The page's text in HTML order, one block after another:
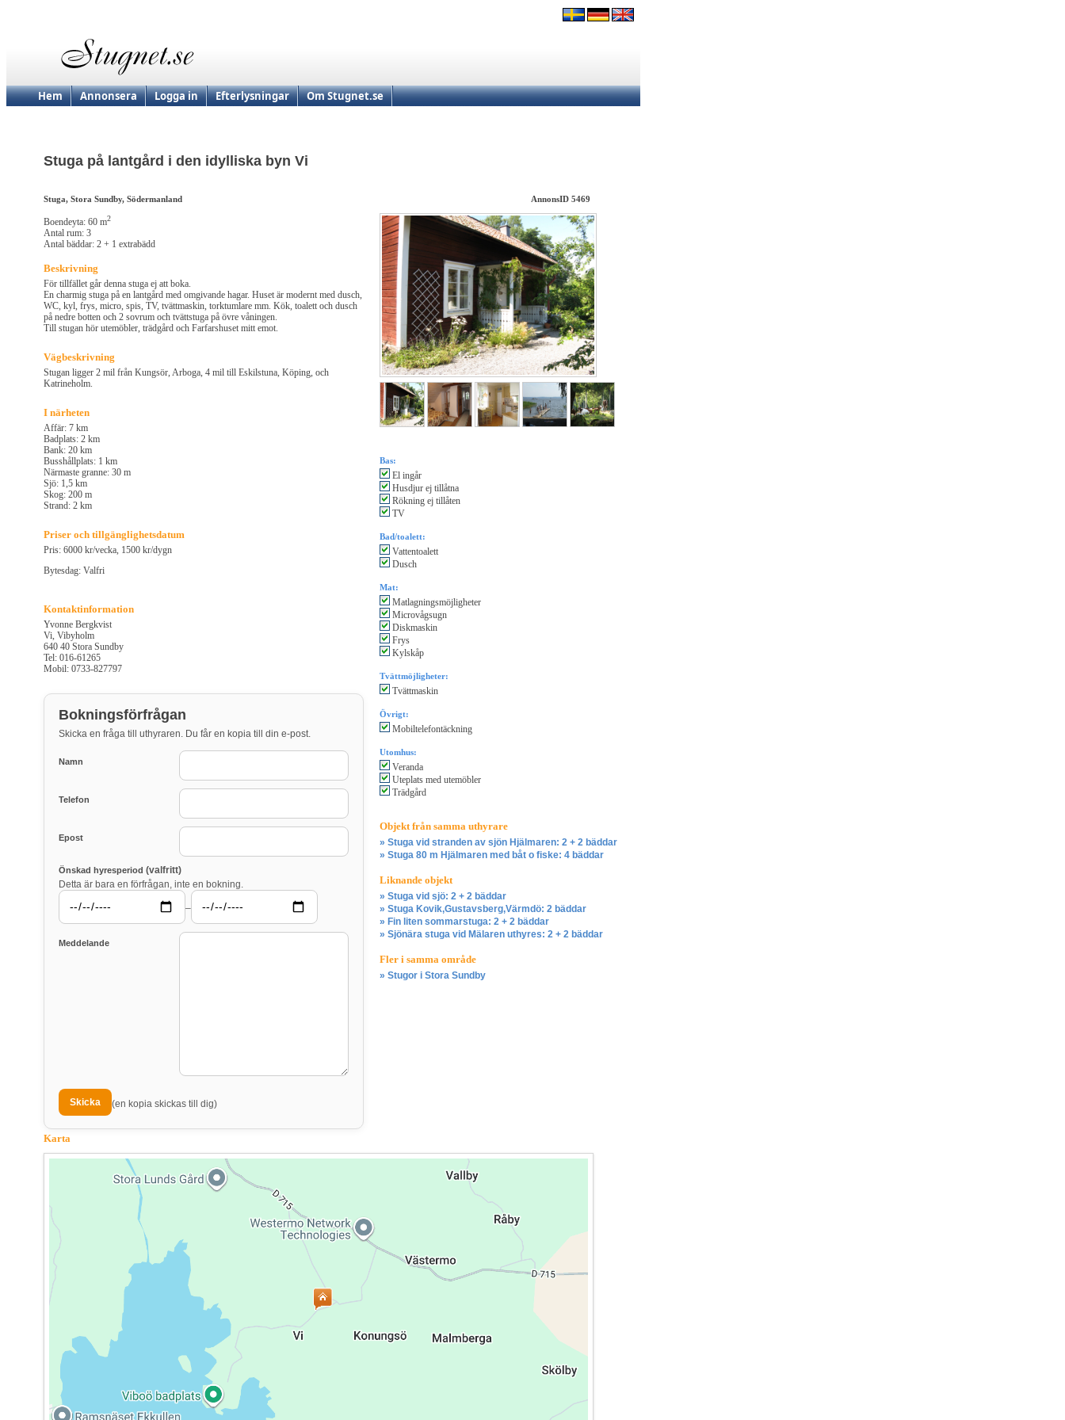
Hem Annonsera Logga in Efterlysningar Om Stugnet.se
Stuga på lantgård i den idylliska byn Vi
Stuga, Stora Sundby, Södermanland AnnonsID 5469
Boendeyta: 60 m2
Antal rum: 3
Antal bäddar: 2 + 1 extrabädd
Beskrivning
För tillfället går denna stuga ej att boka.
En charmig stuga på en lantgård med omgivande hagar. Huset är modernt med dusch,
WC, kyl, frys, micro, spis, TV, tvättmaskin, torktumlare mm. Kök, toalett och dusch
på nedre botten och 2 sovrum och tvättstuga på övre våningen.
Till stugan hör utemöbler, trädgård och Farfarshuset mitt emot.
Vägbeskrivning
Stugan ligger 2 mil från Kungsör, Arboga, 4 mil till Eskilstuna, Köping, och
Katrineholm.
I närheten
Affär: 7 km
Badplats: 2 km
Bank: 20 km
Busshållplats: 1 km
Närmaste granne: 30 m
Sjö: 1,5 km
Skog: 200 m
Strand: 2 km
Priser och tillgänglighetsdatum
Pris: 6000 kr/vecka, 1500 kr/dygn
Bytesdag: Valfri
Kontaktinformation
Yvonne Bergkvist
Vi, Vibyholm
640 40 Stora Sundby
Tel: 016-61265
Mobil: 0733-827797
Bokningsförfrågan
Skicka en fråga till uthyraren. Du får en kopia till din e-post.
Namn
Telefon
Epost
Önskad hyresperiod (valfritt)
Detta är bara en förfrågan, inte en bokning.
–
Meddelande
(en kopia skickas till dig)
Bas:
El ingår
Husdjur ej tillåtna
Rökning ej tillåten
TV
Bad/toalett:
Vattentoalett
Dusch
Mat:
Matlagningsmöjligheter
Microvågsugn
Diskmaskin
Frys
Kylskåp
Tvättmöjligheter:
Tvättmaskin
Övrigt:
Mobiltelefontäckning
Utomhus:
Veranda
Uteplats med utemöbler
Trädgård
Objekt från samma uthyrare
» Stuga vid stranden av sjön Hjälmaren: 2 + 2 bäddar
» Stuga 80 m Hjälmaren med båt o fiske: 4 bäddar
Liknande objekt
» Stuga vid sjö: 2 + 2 bäddar
» Stuga Kovik,Gustavsberg,Värmdö: 2 bäddar
» Fin liten sommarstuga: 2 + 2 bäddar
» Sjönära stuga vid Mälaren uthyres: 2 + 2 bäddar
Fler i samma område
» Stugor i Stora Sundby
Karta